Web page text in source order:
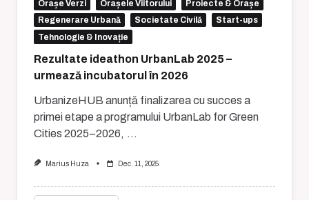
Orașe Verzi
Orașele Viitorului
Proiecte & Orașe
Regenerare Urbană
Societate Civilă
Start-ups
Tehnologie & Inovație
Rezultate ideathon UrbanLab 2025 –
urmează incubatorul în 2026
UrbanizeHUB anunță finalizarea cu succes a
primei etape a programului UrbanLab for Green
Cities 2025–2026, ...
Marius Huza Dec. 11, 2025